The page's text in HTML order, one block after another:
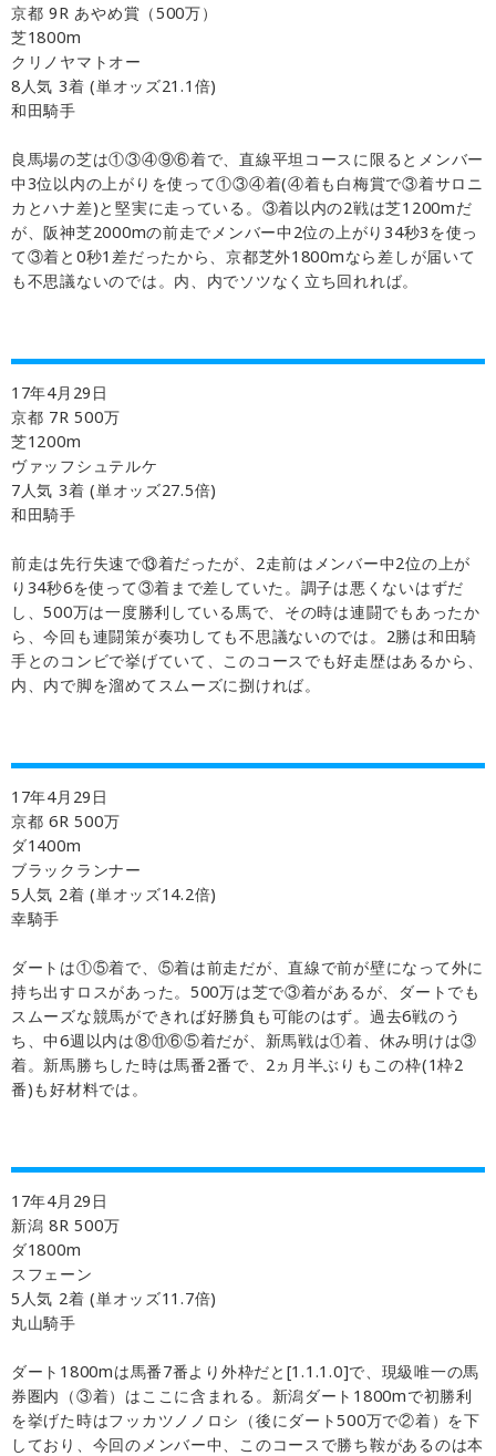
京都 9R あやめ賞（500万）
芝1800m
クリノヤマトオー
8人気 3着 (単オッズ21.1倍)
和田騎手
良馬場の芝は①③④⑨⑥着で、直線平坦コースに限るとメンバー
中3位以内の上がりを使って①③④着(④着も白梅賞で③着サロニ
カとハナ差)と堅実に走っている。③着以内の2戦は芝1200mだ
が、阪神芝2000mの前走でメンバー中2位の上がり34秒3を使っ
て③着と0秒1差だったから、京都芝外1800mなら差しが届いて
も不思議ないのでは。内、内でソツなく立ち回れれば。
17年4月29日
京都 7R 500万
芝1200m
ヴァッフシュテルケ
7人気 3着 (単オッズ27.5倍)
和田騎手
前走は先行失速で⑬着だったが、2走前はメンバー中2位の上が
り34秒6を使って③着まで差していた。調子は悪くないはずだ
し、500万は一度勝利している馬で、その時は連闘でもあったか
ら、今回も連闘策が奏功しても不思議ないのでは。2勝は和田騎
手とのコンビで挙げていて、このコースでも好走歴はあるから、
内、内で脚を溜めてスムーズに捌ければ。
17年4月29日
京都 6R 500万
ダ1400m
ブラックランナー
5人気 2着 (単オッズ14.2倍)
幸騎手
ダートは①⑤着で、⑤着は前走だが、直線で前が壁になって外に
持ち出すロスがあった。500万は芝で③着があるが、ダートでも
スムーズな競馬ができれば好勝負も可能のはず。過去6戦のう
ち、中6週以内は⑧⑪⑥⑤着だが、新馬戦は①着、休み明けは③
着。新馬勝ちした時は馬番2番で、2ヵ月半ぶりもこの枠(1枠2
番)も好材料では。
17年4月29日
新潟 8R 500万
ダ1800m
スフェーン
5人気 2着 (単オッズ11.7倍)
丸山騎手
ダート1800mは馬番7番より外枠だと[1.1.1.0]で、現級唯一の馬
券圏内（③着）はここに含まれる。新潟ダート1800mで初勝利
を挙げた時はフッカツノノロシ（後にダート500万で②着）を下
しており、今回のメンバー中、このコースで勝ち鞍があるのは本